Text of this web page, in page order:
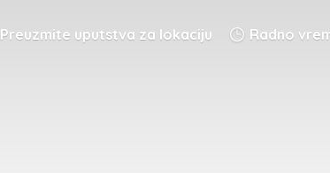
Preuzmite uputstva za lokaciju Radno